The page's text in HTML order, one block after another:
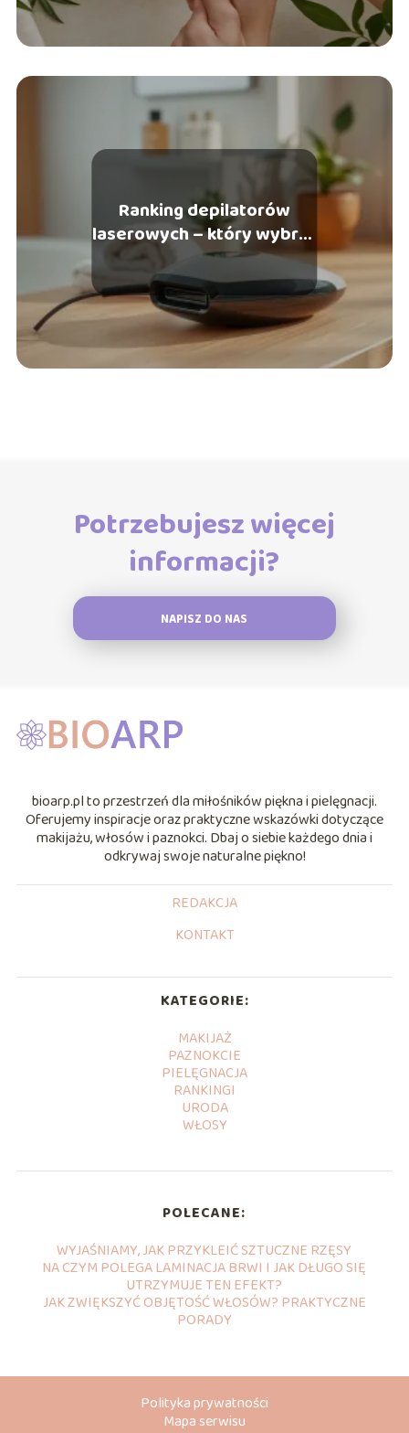
Ranking depilatorów
laserowych – który wybrać
do domu?
Potrzebujesz więcej
informacji?
NAPISZ DO NAS
bioarp.pl to przestrzeń dla miłośników piękna i pielęgnacji.
Oferujemy inspiracje oraz praktyczne wskazówki dotyczące
makijażu, włosów i paznokci. Dbaj o siebie każdego dnia i
odkrywaj swoje naturalne piękno!
REDAKCJA
KONTAKT
KATEGORIE:
MAKIJAŻ
PAZNOKCIE
PIELĘGNACJA
RANKINGI
URODA
WŁOSY
POLECANE:
WYJAŚNIAMY, JAK PRZYKLEIĆ SZTUCZNE RZĘSY
NA CZYM POLEGA LAMINACJA BRWI I JAK DŁUGO SIĘ
UTRZYMUJE TEN EFEKT?
JAK ZWIĘKSZYĆ OBJĘTOŚĆ WŁOSÓW? PRAKTYCZNE
PORADY
Polityka prywatności
Mapa serwisu